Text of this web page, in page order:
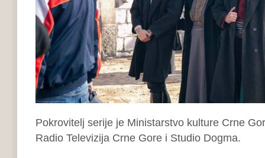
Pokrovitelj serije je Ministarstvo kulture Crne
Radio Televizija Crne Gore i Studio Dogma.